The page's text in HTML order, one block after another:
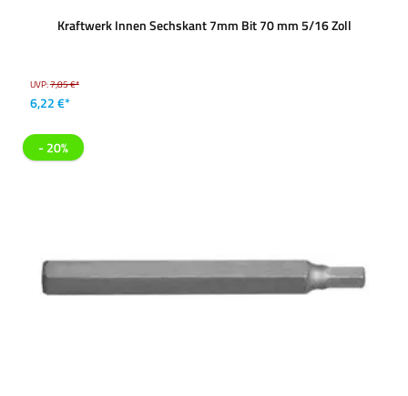
Kraftwerk Innen Sechskant 7mm Bit 70 mm 5/16 Zoll
UVP:7,85 €*
6,22 €*
- 20%